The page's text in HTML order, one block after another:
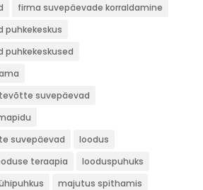
firma suvepäevade korraldamine
puhkekeskus
puhkekeskused
suvepäevad
suvepäevad
loodus
teraapia
looduspuhuks
majutus spithamis